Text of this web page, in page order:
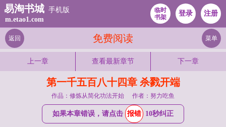
易淘书城 手机版
m.etao1.com
临时
书架
登录 注册
免费阅读
返回 菜单
上一章 查看最新章节 下一章
第一千五百八十四章 杀戮开端
作品：修炼从简化功法开始 作者：努力吃鱼
如果本章错误，请点击 报错 10秒纠正